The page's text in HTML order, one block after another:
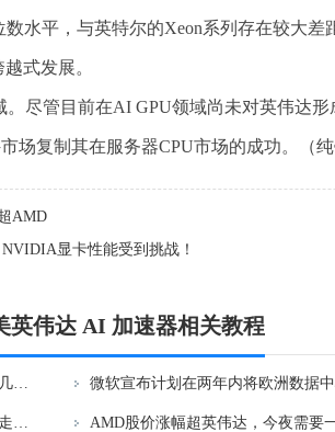
水平，与英特尔的Xeon系列存在较大
式发展。
尽管目前在AI GPU领域尚未对英伟达
场复制其在服务器CPU市场的成功。（纯
AMD
显卡性能受到挑战！
英伟达 AI 加速器相关教程
英伟达暂停生产，外交部回应：中美贸易战对华为影响几何？ 微软宣布计划在两年内将欧洲数据
防止走私，美国要给英伟达GPU加装追踪芯片，以应对走私问题 AMD股价涨幅超英伟达，今夜需要